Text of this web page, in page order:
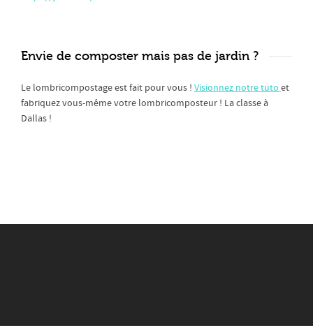
Envie de composter mais pas de jardin ?
Le lombricompostage est fait pour vous ! Visionnez notretuto et
fabriquez vous-même votre lombricomposteur ! La classe à
Dallas !